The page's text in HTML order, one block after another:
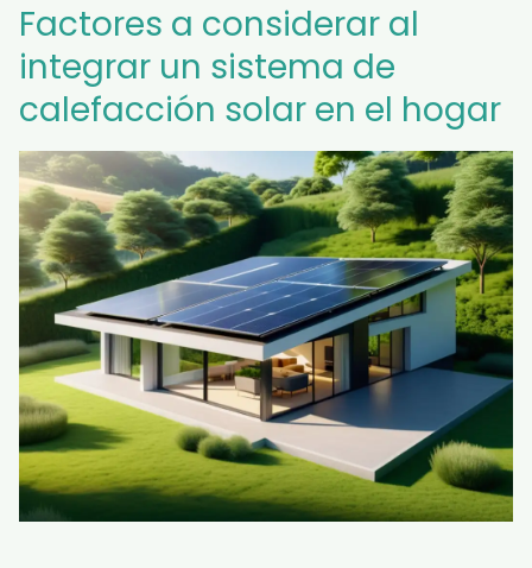
Factores a considerar al
integrar un sistema de
calefacción solar en el hogar